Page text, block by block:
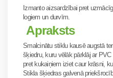
Izmanto aizsardzībai pret
logiem un durvīm.
Apraksts
Smalcinātu stiklu kausē augstā
šķiedru, kuru vēlāk pārklāj ar
pret kukaiņiem iziet caur krāsni,
Stikla šķiedras galvenā